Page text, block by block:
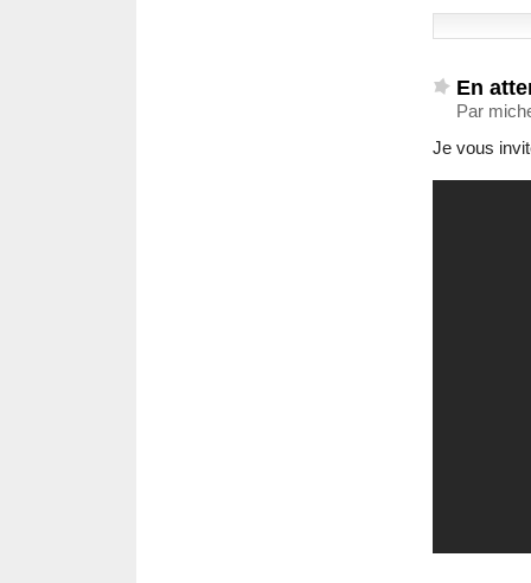
En
Par
Je vous